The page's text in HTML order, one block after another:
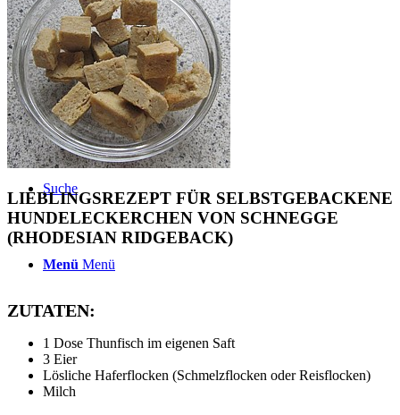
TERMINE
ÜBER UNS
Suche
Menü Menü
LIEBLINGSREZEPT FÜR SELBSTGEBACKENE
HUNDELECKERCHEN VON SCHNEGGE
(RHODESIAN RIDGEBACK)
ZUTATEN:
1 Dose Thunfisch im eigenen Saft
3 Eier
Lösliche Haferflocken (Schmelzflocken oder Reisflocken)
Milch